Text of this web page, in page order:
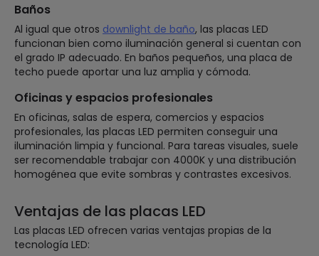
Baños
Al igual que otros downlight de baño, las placas LED
funcionan bien como iluminación general si cuentan con
el grado IP adecuado. En baños pequeños, una placa de
techo puede aportar una luz amplia y cómoda.
Oficinas y espacios profesionales
En oficinas, salas de espera, comercios y espacios
profesionales, las placas LED permiten conseguir una
iluminación limpia y funcional. Para tareas visuales, suele
ser recomendable trabajar con 4000K y una distribución
homogénea que evite sombras y contrastes excesivos.
Ventajas de las placas LED
Las placas LED ofrecen varias ventajas propias de la
tecnología LED: